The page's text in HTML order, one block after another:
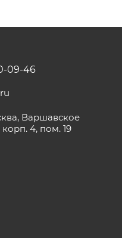
09-46
Варшавское
4, пом. 19